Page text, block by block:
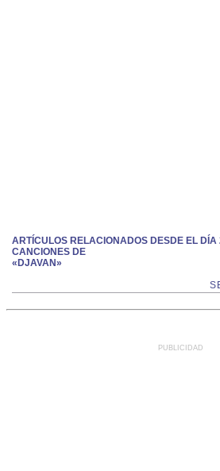
ARTÍCULOS RELACIONADOS DESDE EL DÍA
CANCIONES DE
«DJAVAN»
PUBLICIDAD